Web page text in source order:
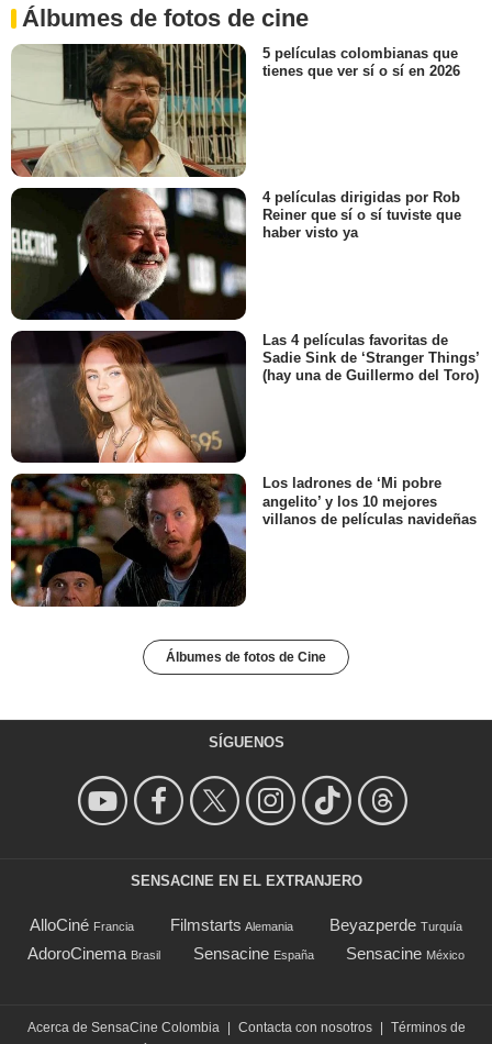
Álbumes de fotos de cine
5 películas colombianas que
tienes que ver sí o sí en 2026
4 películas dirigidas por Rob
Reiner que sí o sí tuviste que
haber visto ya
Las 4 películas favoritas de
Sadie Sink de ‘Stranger Things’
(hay una de Guillermo del Toro)
Los ladrones de ‘Mi pobre
angelito’ y los 10 mejores
villanos de películas navideñas
Álbumes de fotos de Cine
SÍGUENOS
SENSACINE EN EL EXTRANJERO
AlloCiné Francia Filmstarts Alemania Beyazperde Turquía
AdoroCinema Brasil Sensacine España Sensacine México
Acerca de SensaCine Colombia | Contacta con nosotros | Términos de